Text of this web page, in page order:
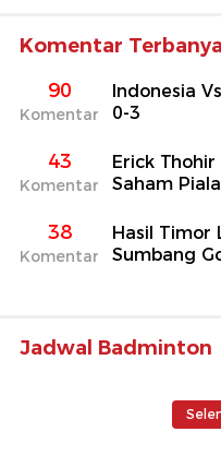
Komentar
90
Komentar
Indonesia
0-3
43
Komentar
Erick
Saham
38
Komentar
Hasil Timor
Sumbang
Jadwal Badminton